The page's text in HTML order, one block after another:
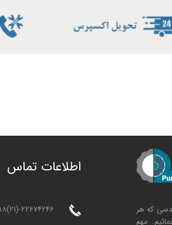
که هر
مهم
اطلاعات تماس
22674246